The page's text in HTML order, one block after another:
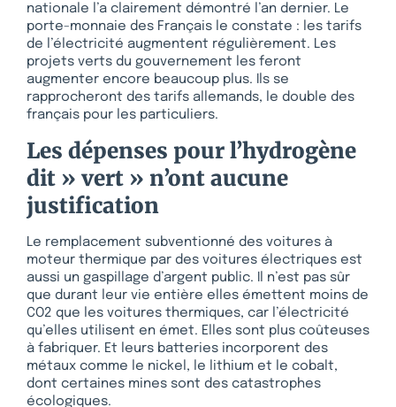
nationale l’a clairement démontré l’an dernier. Le
porte-monnaie des Français le constate : les tarifs
de l’électricité augmentent régulièrement. Les
projets verts du gouvernement les feront
augmenter encore beaucoup plus. Ils se
rapprocheront des tarifs allemands, le double des
français pour les particuliers.
Les dépenses pour l’hydrogène
dit » vert » n’ont aucune
justification
Le remplacement subventionné des voitures à
moteur thermique par des voitures électriques est
aussi un gaspillage d’argent public. Il n’est pas sûr
que durant leur vie entière elles émettent moins de
CO2 que les voitures thermiques, car l’électricité
qu’elles utilisent en émet. Elles sont plus coûteuses
à fabriquer. Et leurs batteries incorporent des
métaux comme le nickel, le lithium et le cobalt,
dont certaines mines sont des catastrophes
écologiques.